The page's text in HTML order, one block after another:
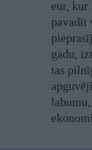
eur, kur
pavadīt
gadu,
tas